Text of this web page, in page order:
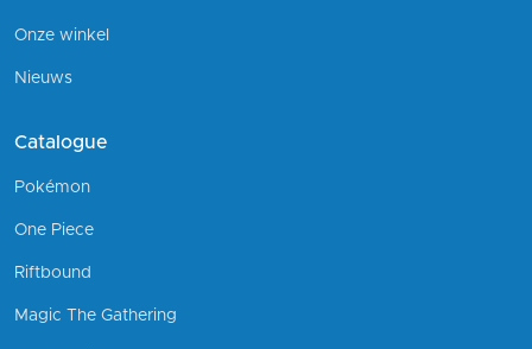
Onze winkel
Nieuws
Catalogue
Pokémon
One Piece
Riftbound
Magic The Gathering